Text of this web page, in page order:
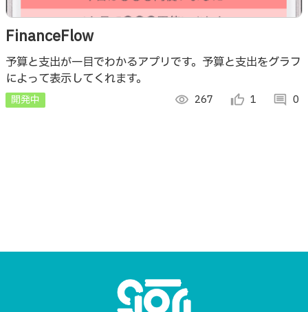
FinanceFlow
予算と支出が一目でわかるアプリです。予算と支出をグラフ
によって表示してくれます。
開発中 visibility 267 thumb_up_alt 1 comment 0